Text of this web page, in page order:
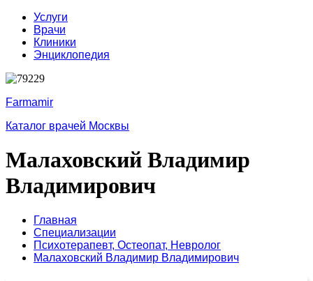
Услуги
Врачи
Клиники
Энциклопедия
Farmamir
Каталог врачей Москвы
Малаховский Владимир
Владимирович
Главная
Специализации
Психотерапевт, Остеопат, Невролог
Малаховский Владимир Владимирович